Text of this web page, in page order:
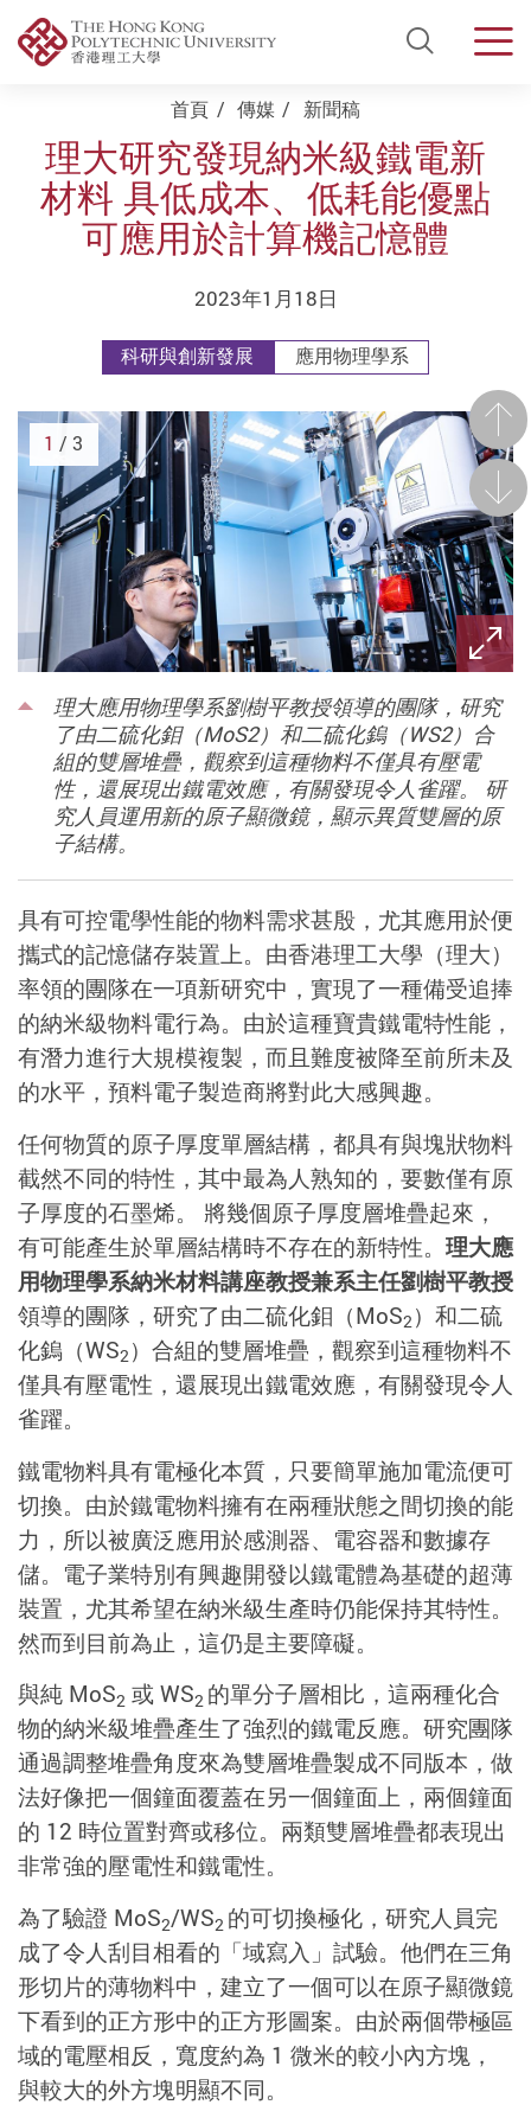
Open
Start main content首頁 傳媒 新聞稿
理大研究發現納米級鐵電新
材料 具低成本、低耗能優點
可應用於計算機記憶體
2023年1月18日
科研與創新發展 應用物理學系
前
理大應用物理學系劉樹平教授領導的團隊，研究
了由二硫化鉬（MoS2）和二硫化鎢（WS2）合
組的雙層堆疊，觀察到這種物料不僅具有壓電
性，還展現出鐵電效應，有關發現令人雀躍。 研
究人員運用新的原子顯微鏡，顯示異質雙層的原
子結構。
後一
1 / 3
具有可控電學性能的物料需求甚殷，尤其應用於便
攜式的記憶儲存裝置上。由香港理工大學（理大）
率領的團隊在一項新研究中，實現了一種備受追捧
的納米級物料電行為。由於這種寶貴鐵電特性能，
有潛力進行大規模複製，而且難度被降至前所未及
的水平，預料電子製造商將對此大感興趣。
任何物質的原子厚度單層結構，都具有與塊狀物料
截然不同的特性，其中最為人熟知的，要數僅有原
子厚度的石墨烯。 將幾個原子厚度層堆疊起來，
有可能產生於單層結構時不存在的新特性。 理大應
用物理學系納米材料講座教授兼系主任劉樹平教授
領導的團隊，研究了由二硫化鉬（MoS2）和二硫
化鎢（WS2）合組的雙層堆疊，觀察到這種物料不
僅具有壓電性，還展現出鐵電效應，有關發現令人
雀躍。
鐵電物料具有電極化本質，只要簡單施加電流便可
切換。由於鐵電物料擁有在兩種狀態之間切換的能
力，所以被廣泛應用於感測器、電容器和數據存
儲。電子業特別有興趣開發以鐵電體為基礎的超薄
裝置，尤其希望在納米級生產時仍能保持其特性。
然而到目前為止，這仍是主要障礙。
與純 MoS2 或 WS2 的單分子層相比，這兩種化合
物的納米級堆疊產生了強烈的鐵電反應。研究團隊
通過調整堆疊角度來為雙層堆疊製成不同版本，做
法好像把一個鐘面覆蓋在另一個鐘面上，兩個鐘面
的 12 時位置對齊或移位。兩類雙層堆疊都表現出
非常強的壓電性和鐵電性。
為了驗證 MoS2/WS2 的可切換極化，研究人員完
成了令人刮目相看的「域寫入」試驗。他們在三角
形切片的薄物料中，建立了一個可以在原子顯微鏡
下看到的正方形中的正方形圖案。由於兩個帶極區
域的電壓相反，寬度約為 1 微米的較小內方塊，
與較大的外方塊明顯不同。